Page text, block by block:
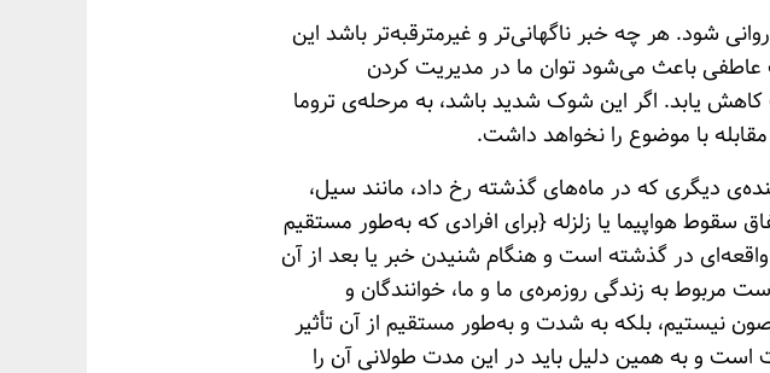
شود. هر چه خبر ناگهانی‌تر و غیرمترقبه‌تر باشد این
باعث می‌شود توان ما در مدیریت کردن
یابد. اگر این شوک شدید باشد، به مرحله‌ی تروما
با موضوع را نخواهد داشت.
دیگری که در ماه‌های گذشته رخ داد، مانند سیل،
سقوط هواپیما یا زلزله {برای افرادی که به‌طور مستقیم
واقعه‌ای در گذشته است و هنگام شنیدن خبر یا بعد از آن
مربوط به زندگی روزمره‌ی ما و ما، خوانندگان و
نیستیم، بلکه به شدت و به‌طور مستقیم از آن تأثیر
و به همین دلیل باید در این مدت طولانی آن را